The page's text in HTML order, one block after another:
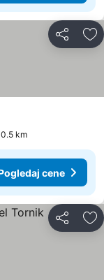
Deli
km
cene
Deli